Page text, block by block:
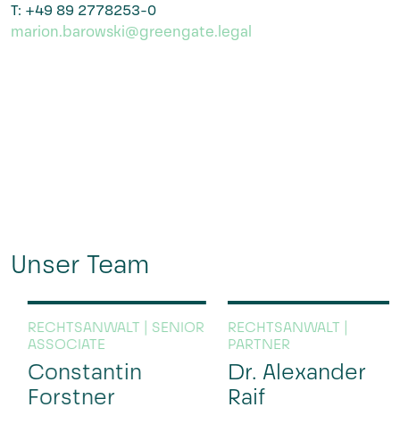
T: +49 89 2778253-0
marion.barowski@greengate.legal
Unser Team
RECHTSANWALT | SENIOR
ASSOCIATE
Constantin
Forstner
RECHTSANWALT |
PARTNER
Dr. Alexander
Raif